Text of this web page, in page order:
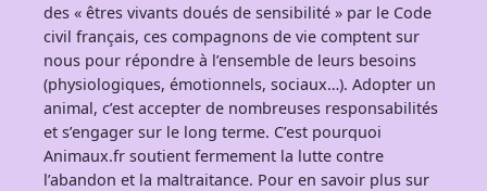
des « êtres vivants doués de sensibilité » par le Code
civil français, ces compagnons de vie comptent sur
nous pour répondre à l’ensemble de leurs besoins
(physiologiques, émotionnels, sociaux…). Adopter un
animal, c’est accepter de nombreuses responsabilités
et s’engager sur le long terme. C’est pourquoi
Animaux.fr soutient fermement la lutte contre
l’abandon et la maltraitance. Pour en savoir plus sur